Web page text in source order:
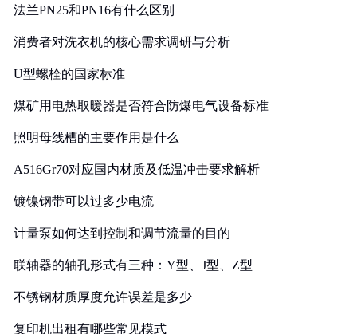
法兰PN25和PN16有什么区别
消费者对洗衣机的核心需求调研与分析
U型螺栓的国家标准
煤矿用电热取暖器是否符合防爆电气设备标准
照明母线槽的主要作用是什么
A516Gr70对应国内材质及低温冲击要求解析
镀镍钢带可以过多少电流
计量泵如何达到控制和调节流量的目的
联轴器的轴孔形式有三种：Y型、J型、Z型
不锈钢材质厚度允许误差是多少
复印机出租有哪些常见模式